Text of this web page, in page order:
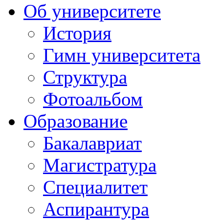
Об университете
История
Гимн университета
Структура
Фотоальбом
Образование
Бакалавриат
Магистратура
Специалитет
Аспирантура